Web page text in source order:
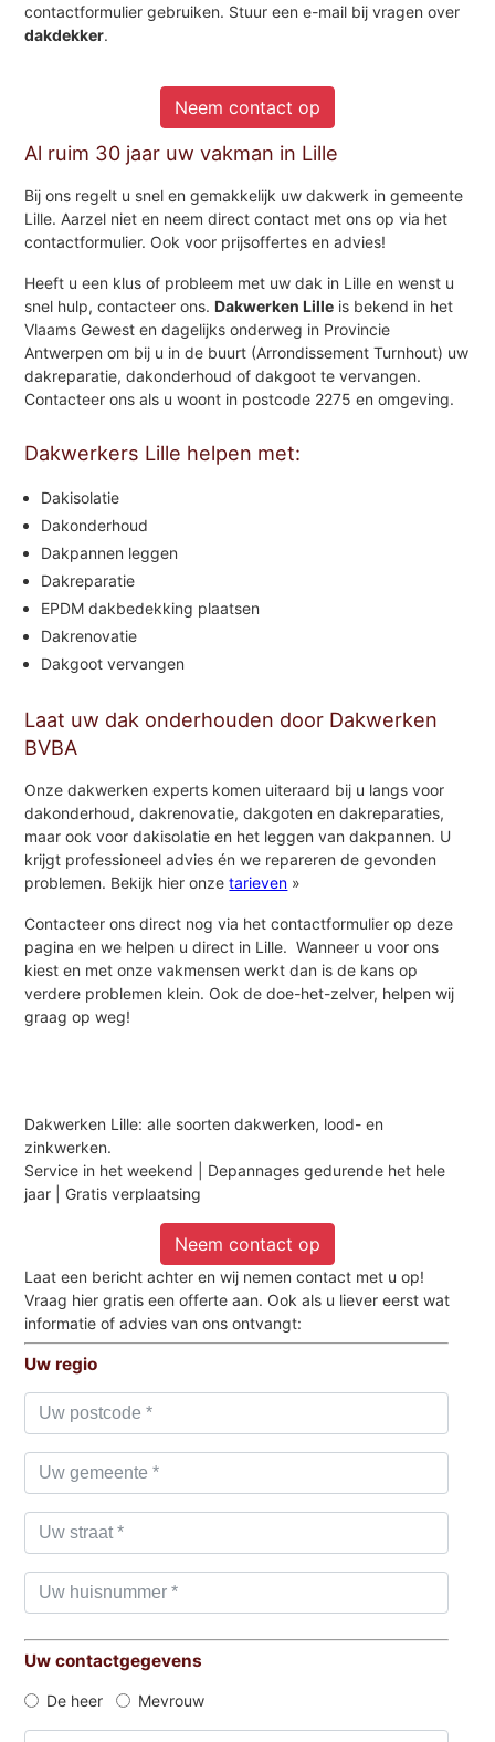
contactformulier gebruiken. Stuur een e-mail bij vragen over
dakdekker.
Neem contact op
Al ruim 30 jaar uw vakman in Lille
Bij ons regelt u snel en gemakkelijk uw dakwerk in gemeente
Lille. Aarzel niet en neem direct contact met ons op via het
contactformulier. Ook voor prijsoffertes en advies!
Heeft u een klus of probleem met uw dak in Lille en wenst u
snel hulp, contacteer ons.Dakwerken Lille is bekend in het
Vlaams Gewest en dagelijks onderweg in Provincie
Antwerpen om bij u in de buurt (Arrondissement Turnhout) uw
dakreparatie, dakonderhoud of dakgoot te vervangen.
Contacteer ons als u woont in postcode 2275 en omgeving.
Dakwerkers Lille helpen met:
Dakisolatie
Dakonderhoud
Dakpannen leggen
Dakreparatie
EPDM dakbedekking plaatsen
Dakrenovatie
Dakgoot vervangen
Laat uw dak onderhouden door Dakwerken
BVBA
Onze dakwerken experts komen uiteraard bij u langs voor
dakonderhoud, dakrenovatie, dakgoten en dakreparaties,
maar ook voor dakisolatie en het leggen van dakpannen. U
krijgt professioneel advies én we repareren de gevonden
problemen. Bekijk hier onzetarieven »
Contacteer ons direct nog via het contactformulier op deze
pagina en we helpen u direct in Lille. Wanneer u voor ons
kiest en met onze vakmensen werkt dan is de kans op
verdere problemen klein. Ook de doe-het-zelver, helpen wij
graag op weg!
Dakwerken Lille: alle soorten dakwerken, lood- en
zinkwerken.
Service in het weekend | Depannages gedurende het hele
jaar | Gratis verplaatsing
Neem contact op
Laat een bericht achter en wij nemen contact met u op!
Vraag hier gratis een offerte aan. Ook als u liever eerst wat
informatie of advies van ons ontvangt:
Uw regio
Uw contactgegevens
De heer Mevrouw